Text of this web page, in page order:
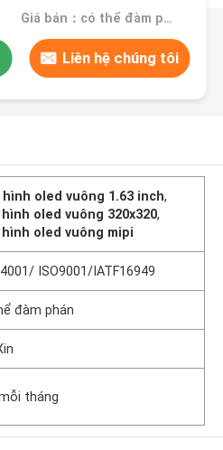
Giá bán：có thể đàm phán
Liên hệ chúng tôi
hình oled vuông 1.63 inch,
hình oled vuông 320x320,
hình oled vuông mipi
ISO9001/IATF16949
đàm phán
tháng